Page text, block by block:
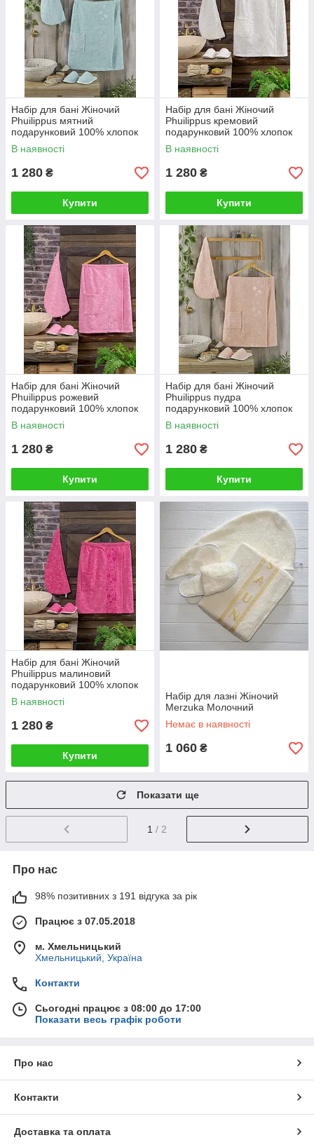
Набір для бані Жіночий
Phuilippus мятний
подарунковий 100% хлопок
В наявності
1 280 ₴
Купити
Набір для бані Жіночий
Phuilippus кремовий
подарунковий 100% хлопок
В наявності
1 280 ₴
Купити
Набір для бані Жіночий
Phuilippus рожевий
подарунковий 100% хлопок
В наявності
1 280 ₴
Купити
Набір для бані Жіночий
Phuilippus пудра
подарунковий 100% хлопок
В наявності
1 280 ₴
Купити
Набір для бані Жіночий
Phuilippus малиновий
подарунковий 100% хлопок
В наявності
1 280 ₴
Купити
Набір для лазні Жіночий
Merzuka Молочний
Немає в наявності
1 060 ₴
Показати ще
1 / 2
Про нас
98% позитивних з 191 відгука за рік
Працює з 07.05.2018
м. Хмельницький
Хмельницький, Україна
Контакти
Сьогодні працює з 08:00 до 17:00
Показати весь графік роботи
Про нас
Контакти
Доставка та оплата